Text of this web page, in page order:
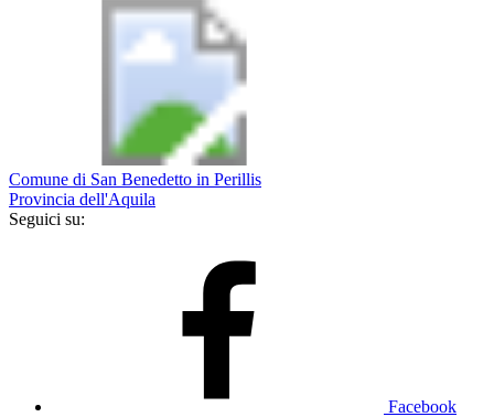
Comune di San Benedetto in Perillis
Provincia dell'Aquila
Seguici su:
Facebook